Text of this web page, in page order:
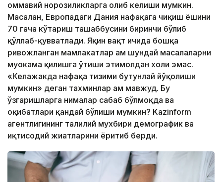
оммавий норозиликларга олиб келиши мумкин.
Масалан, Европадаги Дания нафақага чиқиш ёшини
70 гача кўтариш ташаббусини биринчи бўлиб
қўллаб-қувватлади. Яқин вақт ичида бошқа
ривожланган мамлакатлар ҳам шундай масалаларни
муҳокама қилишга ўтиши эҳтимолдан холи эмас.
«Келажакда нафақа тизими бутунлай йўқолиши
мумкин» деган тахминлар ҳам мавжуд. Бу
ўзгаришларга нималар сабаб бўлмоқда ва
оқибатлари қандай бўлиши мумкин? Kazinform
агентлигининг таҳлилий мухбири демографик ва
иқтисодий жиҳатларини ёритиб берди.